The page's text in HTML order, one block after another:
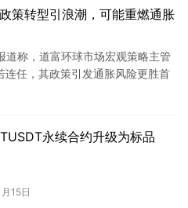
策转型引浪潮，可能重燃通胀
称，道富环球市场宏观策略主管
连任，其政策引发通胀风险更胜首
亦较为疲软…
永续合约升级为标品
15日